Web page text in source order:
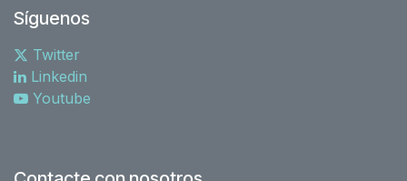
Síguenos
Twitter
Linkedin
Youtube